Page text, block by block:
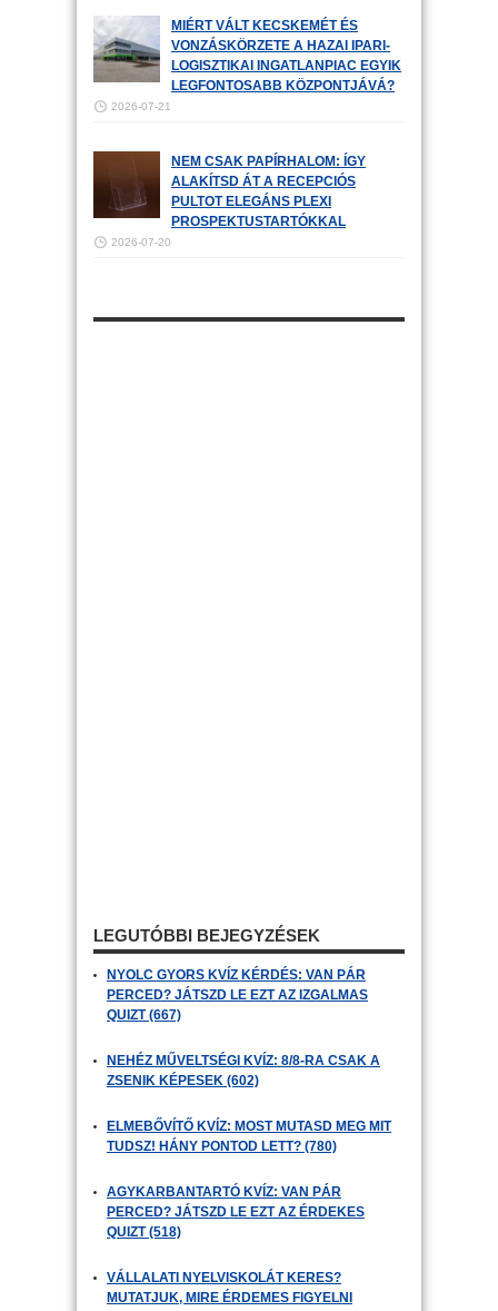
MIÉRT VÁLT KECSKEMÉT ÉS
VONZÁSKÖRZETE A HAZAI IPARI-
LOGISZTIKAI INGATLANPIAC EGYIK
LEGFONTOSABB KÖZPONTJÁVÁ?
2026-07-21
NEM CSAK PAPÍRHALOM: ÍGY
ALAKÍTSD ÁT A RECEPCIÓS
PULTOT ELEGÁNS PLEXI
PROSPEKTUSTARTÓKKAL
2026-07-20
LEGUTÓBBI BEJEGYZÉSEK
NYOLC GYORS KVÍZ KÉRDÉS: VAN PÁR
PERCED? JÁTSZD LE EZT AZ IZGALMAS
QUIZT (667)
NEHÉZ MŰVELTSÉGI KVÍZ: 8/8-RA CSAK A
ZSENIK KÉPESEK (602)
ELMEBŐVÍTŐ KVÍZ: MOST MUTASD MEG MIT
TUDSZ! HÁNY PONTOD LETT? (780)
AGYKARBANTARTÓ KVÍZ: VAN PÁR
PERCED? JÁTSZD LE EZT AZ ÉRDEKES
QUIZT (518)
VÁLLALATI NYELVISKOLÁT KERES?
MUTATJUK, MIRE ÉRDEMES FIGYELNI